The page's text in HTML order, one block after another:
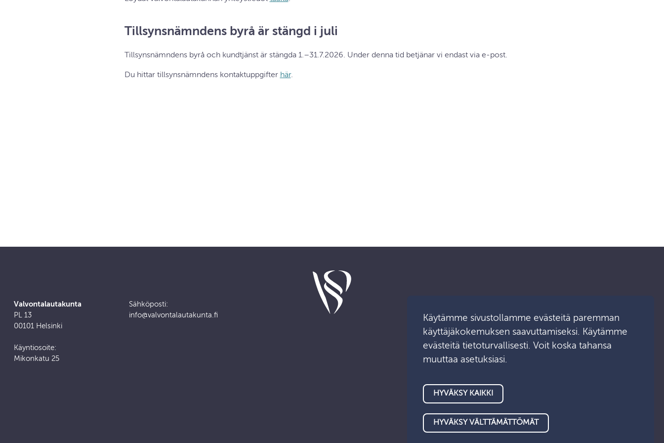
Tillsynsnämndens byrå är stängd i juli
Tillsynsnämndens byrå och kundtjänst är stängda 1.–31.7.2026. Under denna tid betjänar vi endast via e-post.
Du hittar tillsynsnämndens kontaktuppgifter här.
Valvontalautakunta
PL 13
00101 Helsinki
Käyntiosoite:
Mikonkatu 25
Sähköposti:
info@valvontalautakunta.fi
Medialle
Käytämme sivustollamme evästeitä paremman
käyttäjäkokemuksen saavuttamiseksi. Käytämme
evästeitä tietoturvallisesti. Voit koska tahansa
muuttaa asetuksiasi.
HYVÄKSY VÄLTTÄMÄTTÖMÄT
HYVÄKSY KAIKKI